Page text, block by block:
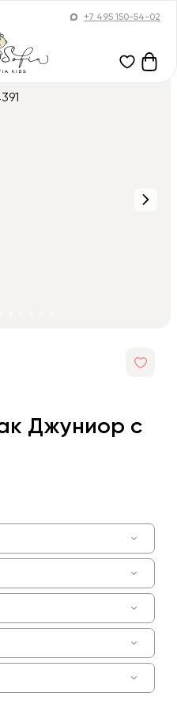
+7 495 150-54-02
Джуниор с